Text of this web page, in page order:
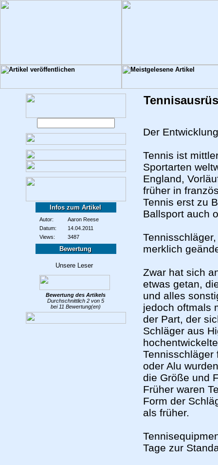
Infos zum Artikel
Autor:
Aaron Reese
Datum:
14.04.2011
Views:
3487
Bewertung
Bewertung des Artikels
Durchschnittlich 2 von 5
bei 11 Bewertung(en)
Der
Tennis ist
Sportarten
England,
früher in
Tennis erst zu
Ballsport auch
merklich
Zwar hat sich
etwas getan,
und alles
jedoch oftmals
der Part, der
Schläger aus
Tennisschläger
oder Alu
die Größe und
Früher waren
Form der
als früher.
Tage zur